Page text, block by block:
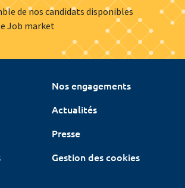
de nos candidats disponibles
Job market
Nos engagements
Actualités
Presse
Gestion des cookies